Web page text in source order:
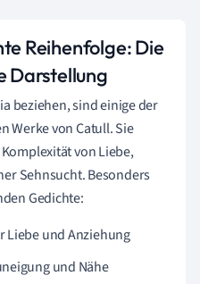
Reihenfolge: Die
Darstellung
beziehen, sind einige der
Werke von Catull. Sie
von Liebe,
Sehnsucht. Besonders
Gedichte:
Liebe und Anziehung
und Nähe